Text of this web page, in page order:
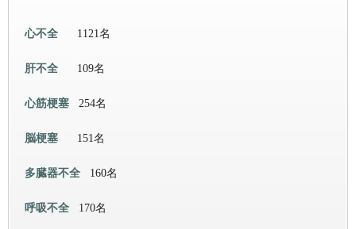
心不全 1121名
肝不全 109名
心筋梗塞 254名
脳梗塞 151名
多臓器不全 160名
呼吸不全 170名